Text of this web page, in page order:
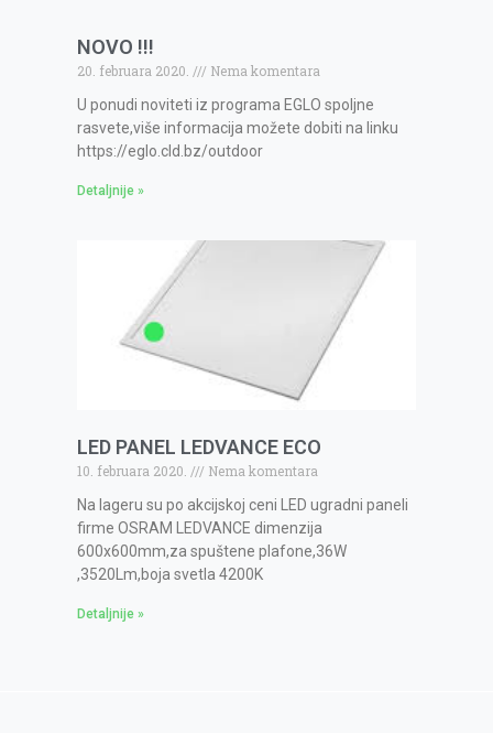
NOVO !!!
20. februara 2020.
Nema komentara
U ponudi noviteti iz programa EGLO spoljne
rasvete,više informacija možete dobiti na linku
https://eglo.cld.bz/outdoor
Detaljnije »
LED PANEL LEDVANCE ECO
10. februara 2020.
Nema komentara
Na lageru su po akcijskoj ceni LED ugradni paneli
firme OSRAM LEDVANCE dimenzija
600x600mm,za spuštene plafone,36W
,3520Lm,boja svetla 4200K
Detaljnije »